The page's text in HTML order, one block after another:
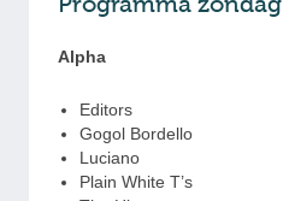
Alpha
Editors
Gogol Bordello
Luciano
Plain White T’s